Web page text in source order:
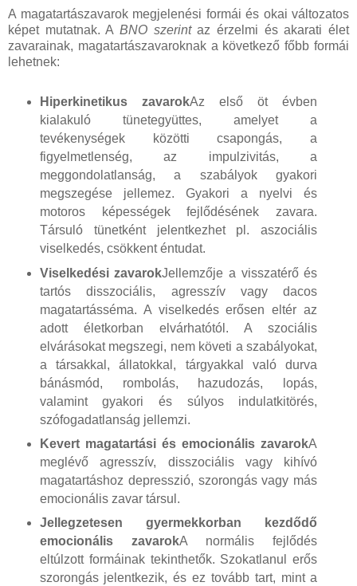
A magatartászavarok megjelenési formái és okai változatos
képet mutatnak. A BNO szerintaz érzelmi és akarati élet
zavarainak, magatartászavaroknak a következő főbb formái
lehetnek:
Hiperkinetikus zavarokAz első öt évben
kialakuló tünetegyüttes, amelyet a
tevékenységek közötti csapongás, a
figyelmetlenség, az impulzivitás, a
meggondolatlanság, a szabályok gyakori
megszegése jellemez. Gyakori a nyelvi és
motoros képességek fejlődésének zavara.
Társuló tünetként jelentkezhet pl. aszociális
viselkedés, csökkent éntudat.
Viselkedési zavarokJellemzője a visszatérő és
tartós disszociális, agresszív vagy dacos
magatartásséma. A viselkedés erősen eltér az
adott életkorban elvárhatótól. A szociális
elvárásokat megszegi, nem követi a szabályokat,
a társakkal, állatokkal, tárgyakkal való durva
bánásmód, rombolás, hazudozás, lopás,
valamint gyakori és súlyos indulatkitörés,
szófogadatlanság jellemzi.
Kevert magatartási és emocionális zavarokA
meglévő agresszív, disszociális vagy kihívó
magatartáshoz depresszió, szorongás vagy más
emocionális zavar társul.
Jellegzetesen gyermekkorban kezdődő
emocionális zavarokA normális fejlődés
eltúlzott formáinak tekinthetők. Szokatlanul erős
szorongás jelentkezik, és ez tovább tart, mint a